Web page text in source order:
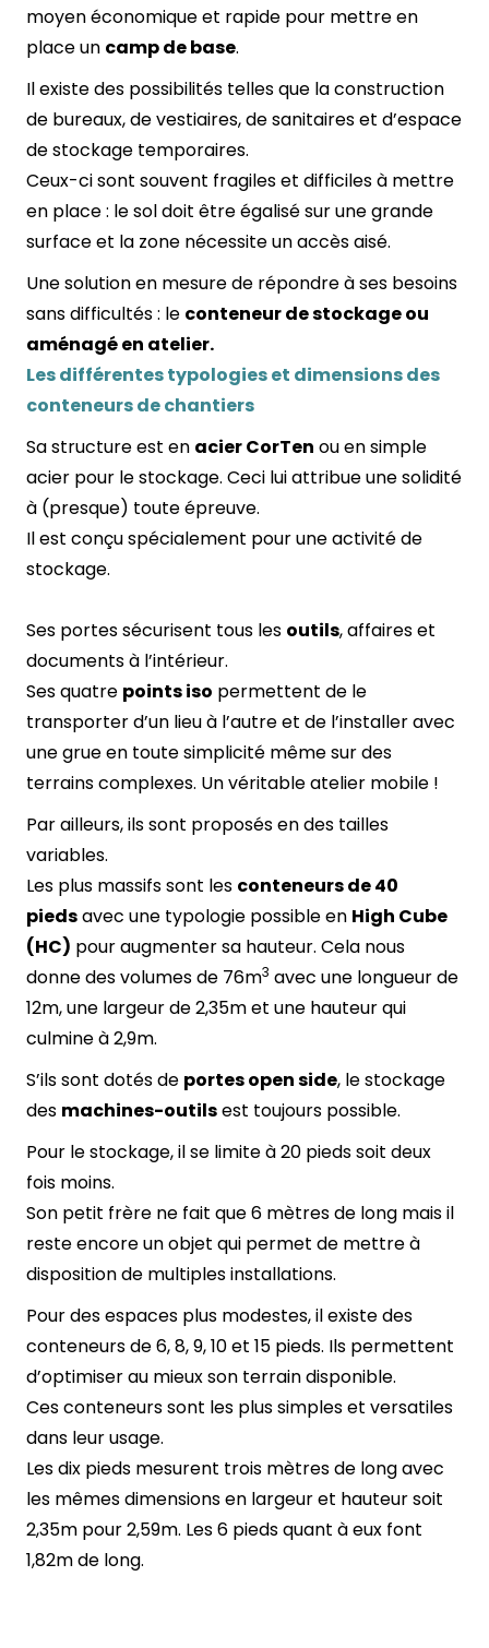
moyen économique et rapide pour mettre en
place un camp de base.
Il existe des possibilités telles que la construction
de bureaux, de vestiaires, de sanitaires et d’espace
de stockage temporaires.
Ceux-ci sont souvent fragiles et difficiles à mettre
en place : le sol doit être égalisé sur une grande
surface et la zone nécessite un accès aisé.
Une solution en mesure de répondre à ses besoins
sans difficultés : le conteneur de stockage ou
aménagé en atelier.
Les différentes typologies et dimensions des
conteneurs de chantiers
Sa structure est en acier CorTen ou en simple
acier pour le stockage. Ceci lui attribue une solidité
à (presque) toute épreuve.
Il est conçu spécialement pour une activité de
stockage.
Ses portes sécurisent tous les outils, affaires et
documents à l’intérieur.
Ses quatre points iso permettent de le
transporter d’un lieu à l’autre et de l’installer avec
une grue en toute simplicité même sur des
terrains complexes. Un véritable atelier mobile !
Par ailleurs, ils sont proposés en des tailles
variables.
Les plus massifs sont les conteneurs de 40
piedsavec une typologie possible en High Cube
(HC) pour augmenter sa hauteur. Cela nous
donne des volumes de 76m3 avec une longueur de
12m, une largeur de 2,35m et une hauteur qui
culmine à 2,9m.
S’ils sont dotés de portes open side, le stockage
des machines-outilsest toujours possible.
Pour le stockage, il se limite à 20 pieds soit deux
fois moins.
Son petit frère ne fait que 6 mètres de long mais il
reste encore un objet qui permet de mettre à
disposition de multiples installations.
Pour des espaces plus modestes, il existe des
conteneurs de 6, 8, 9, 10 et 15 pieds. Ils permettent
d’optimiser au mieux son terrain disponible.
Ces conteneurs sont les plus simples et versatiles
dans leur usage.
Les dix pieds mesurent trois mètres de long avec
les mêmes dimensions en largeur et hauteur soit
2,35m pour 2,59m. Les 6 pieds quant à eux font
1,82m de long.